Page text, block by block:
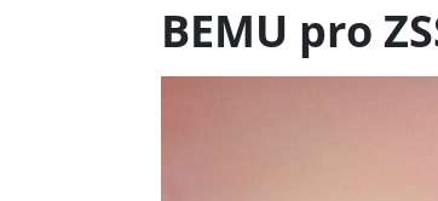
BEMU pro